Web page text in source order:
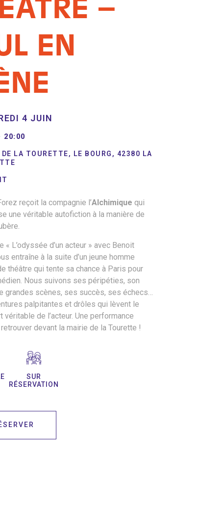
–
EN
4 JUIN
20:00
DE LA TOURETTE, LE BOURG, 42380 LA
reçoit la compagnie l’Alchimique qui
une véritable autofiction à la manière de
« L’odyssée d’un acteur » avec Benoit
entraîne à la suite d’un jeune homme
théâtre qui tente sa chance à Paris pour
Nous suivons ses péripéties, son
grandes scènes, ses succès, ses échecs…
palpitantes et drôles qui lèvent le
véritable de l’acteur. Une performance
devant la mairie de la Tourette !
SUR
RÉSERVATION